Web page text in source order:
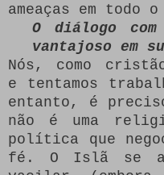
ameaças em todo o
O diálogo com
vantajoso em
Nós, como
e tentamos
entanto, é
não é uma
política que
fé.
O Islã se